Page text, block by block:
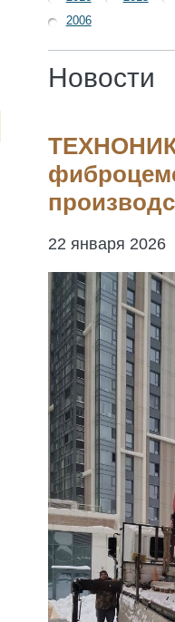
2006
Новости
22 января 2026